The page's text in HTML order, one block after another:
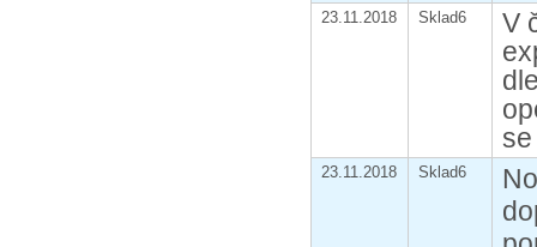
23.11.2018 Sklad6
V
23.11.2018 Sklad6